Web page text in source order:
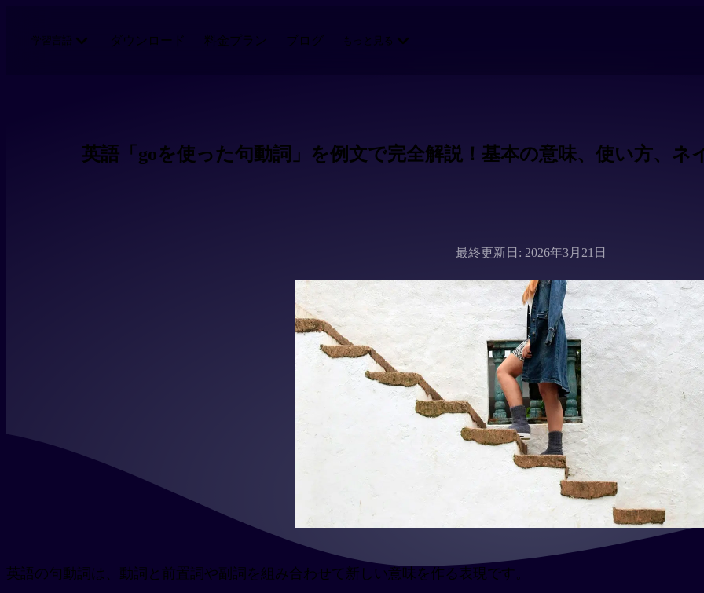
学習言語 ダウンロード 料金プラン ブログ もっと見る
英語「goを使った句動詞」を例文で完全解説！基本の意味、使い方、
最終更新日: 2026年3月21日
英語の句動詞は、動詞と前置詞や副詞を組み合わせて新しい意味を作る表現です。